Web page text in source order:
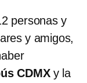
personas y
y amigos,
CDMXy la